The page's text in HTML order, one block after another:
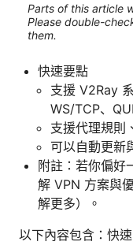
Parts of this article
Please double-
them.
快速要點
支援 V2Ray
WS/TCP、
支援代理規則
可以自動更新
附註：若你偏好
解 VPN 方案與
解更多）。
以下內容包含：快